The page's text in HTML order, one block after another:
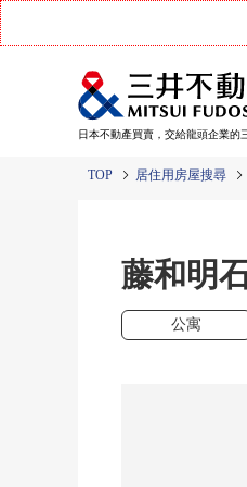
日本不動產買賣，交給龍頭企業的
TOP 居住用房屋搜尋
藤和明
公寓